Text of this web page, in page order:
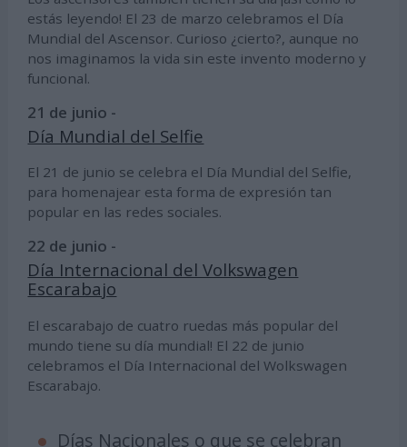
estás leyendo! El 23 de marzo celebramos el Día
Mundial del Ascensor. Curioso ¿cierto?, aunque no
nos imaginamos la vida sin este invento moderno y
funcional.
21 de junio -
Día Mundial del Selfie
El 21 de junio se celebra el Día Mundial del Selfie,
para homenajear esta forma de expresión tan
popular en las redes sociales.
22 de junio -
Día Internacional del Volkswagen
Escarabajo
El escarabajo de cuatro ruedas más popular del
mundo tiene su día mundial! El 22 de junio
celebramos el Día Internacional del Wolkswagen
Escarabajo.
Días Nacionales o que se celebran